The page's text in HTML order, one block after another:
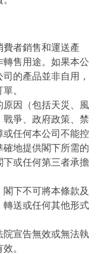
者銷售和運送產
售用途。如果本公
的產品並非自用，
。
原因（包括天災、風
爭、政府政策、禁
或任何本公司不能控
地提供閣下所需的
下或任何第三者承擔
下不可將本條款及
轉送或任何其他形式
院宣告無效或無法執
。